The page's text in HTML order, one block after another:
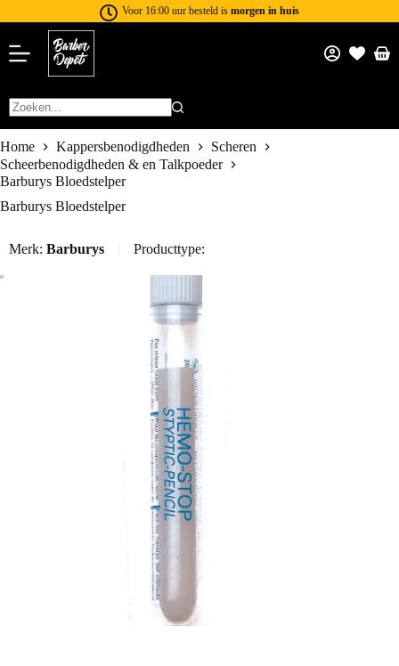
Voor 16:00 uur besteld is morgen in huis
Home Kappersbenodigdheden
Scheren
Scheerbenodigdheden & en Talkpoeder
Barburys Bloedstelper
Barburys Bloedstelper
Merk: Barburys Producttype: